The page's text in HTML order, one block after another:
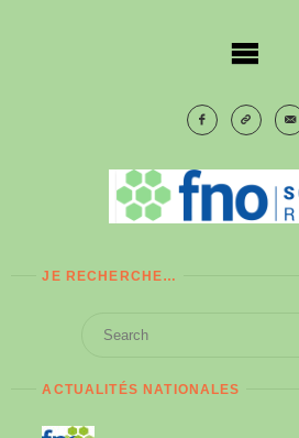
JE RECHERCHE…
ACTUALITÉS NATIONALES